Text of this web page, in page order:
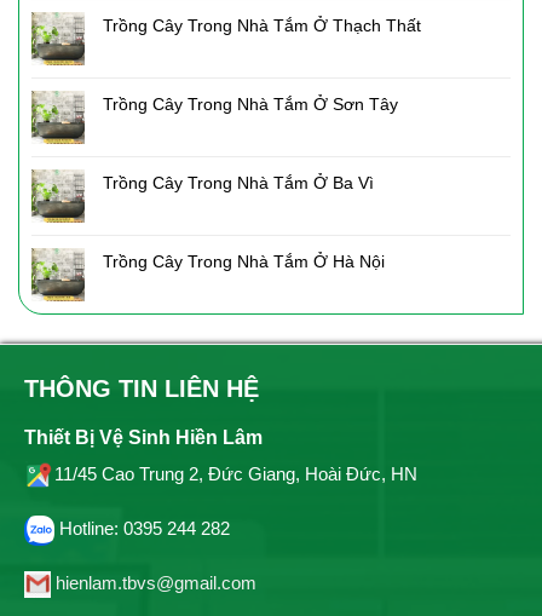
Trồng Cây Trong Nhà Tắm Ở Thạch Thất
Trồng Cây Trong Nhà Tắm Ở Sơn Tây
Trồng Cây Trong Nhà Tắm Ở Ba Vì
Trồng Cây Trong Nhà Tắm Ở Hà Nội
THÔNG TIN LIÊN HỆ
Thiết Bị Vệ Sinh Hiền Lâm
11/45 Cao Trung 2, Đức Giang, Hoài Đức, HN
Hotline: 0395 244 282
hienlam.tbvs@gmail.com